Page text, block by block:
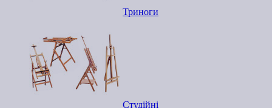
Триноги
Студійні